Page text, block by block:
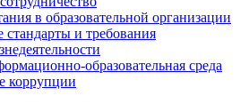
в образовательной организации
стандарты и требования
образовательная среда
коррупции